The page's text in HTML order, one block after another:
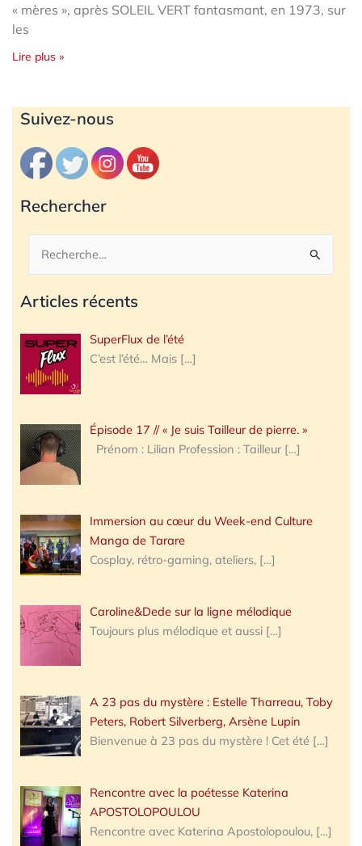
« mères », après SOLEIL VERT fantasmant, en 1973, sur
les
Lire plus »
Suivez-nous
Rechercher
Rechercher :
Articles récents
SuperFlux de l’été
C’est l’été… Mais […]
Épisode 17 // « Je suis Tailleur de pierre. »
Prénom : Lilian Profession : Tailleur […]
Immersion au cœur du Week-end Culture
Manga de Tarare
Cosplay, rétro-gaming, ateliers, […]
Caroline&Dede sur la ligne mélodique
Toujours plus mélodique et aussi […]
A 23 pas du mystère : Estelle Tharreau, Toby
Peters, Robert Silverberg, Arsène Lupin
Bienvenue à 23 pas du mystère ! Cet été […]
Rencontre avec la poétesse Katerina
APOSTOLOPOULOU
Rencontre avec Katerina Apostolopoulou, […]
Archives